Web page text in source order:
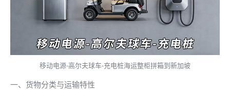
移动电源-高尔夫球车-充电桩海运整柜拼箱到新加坡
一、货物分类与运输特性